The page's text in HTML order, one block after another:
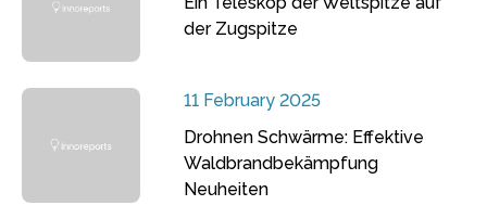
der Zugspitze
11 February 2025
Drohnen Schwärme: Effektive
Waldbrandbekämpfung
Neuheiten